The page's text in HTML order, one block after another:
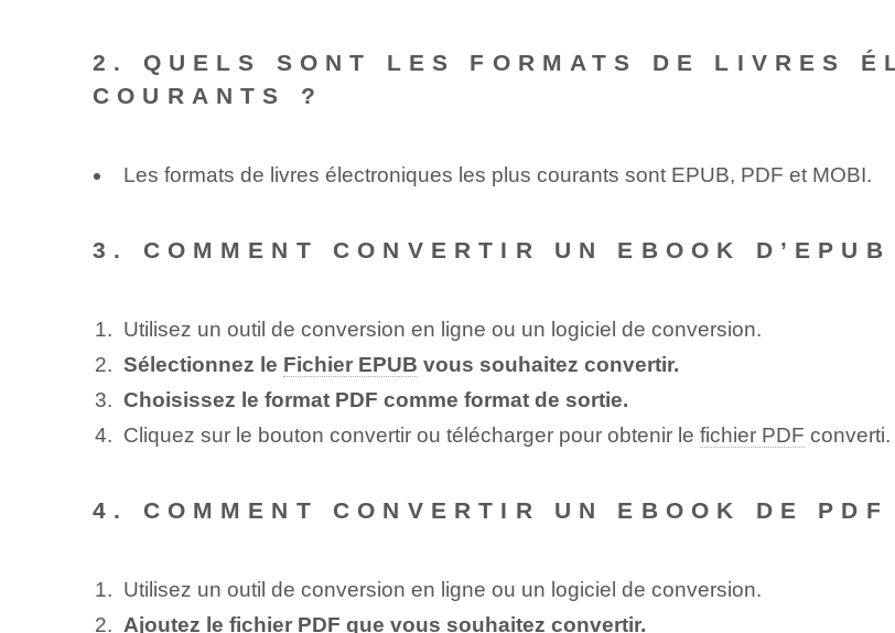
2. QUELS SONT LES FORMATS DE LIVRES
COURANTS ?
Les formats de livres électroniques les plus courants sont EPUB, PDF et MOBI.
3. COMMENT CONVERTIR UN EBOOK
Utilisez un outil de conversion en ligne ou un logiciel de conversion.
Sélectionnez le Fichier EPUB vous souhaitez convertir.
Choisissez le format PDF comme format de sortie.
Cliquez sur le bouton convertir ou télécharger pour obtenir le fichier PDF converti.
4. COMMENT CONVERTIR UN EBOOK DE
Utilisez un outil de conversion en ligne ou un logiciel de conversion.
Ajoutez le fichier PDF que vous souhaitez convertir.